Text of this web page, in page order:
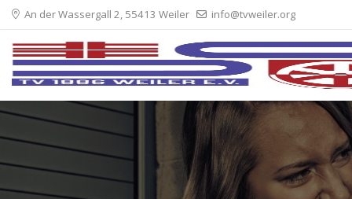
An der Wassergall 2, 55413 Weiler info@tvweiler.org